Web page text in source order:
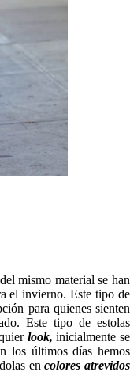
mismo material se han
el invierno. Este tipo de
para quienes sienten
Este tipo de estolas
look, inicialmente se
los últimos días hemos
en colores atrevidos